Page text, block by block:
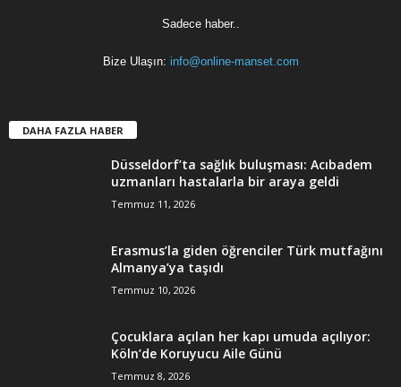
Sadece haber..
Bize Ulaşın: info@online-manset.com
DAHA FAZLA HABER
Düsseldorf’ta sağlık buluşması: Acıbadem
uzmanları hastalarla bir araya geldi
Temmuz 11, 2026
Erasmus’la giden öğrenciler Türk mutfağını
Almanya’ya taşıdı
Temmuz 10, 2026
Çocuklara açılan her kapı umuda açılıyor:
Köln’de Koruyucu Aile Günü
Temmuz 8, 2026